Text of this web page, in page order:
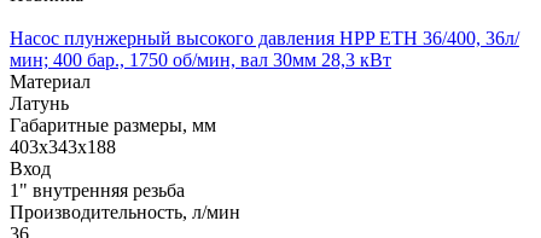
Насос плунжерный высокого давления HPP ETH 36/400, 36л/
мин; 400 бар., 1750 об/мин, вал 30мм 28,3 кВт
Материал
Латунь
Габаритные размеры, мм
403x343x188
Вход
1" внутренняя резьба
Производительность, л/мин